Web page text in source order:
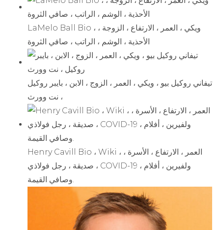
LaMelo Ball Bio ، ويكي ، العمر ، الارتفاع ، الزوجة ،
الأحذية ، الوشم ، الراتب ، صافي الثروة
تيفاني روكيل بيو ، ويكي ، العمر ، الزوج ، الابن ، بايبر روكيل
، نت وورث
Henry Cavill Bio ، Wiki ، العمر ، الارتفاع ، الأسرة ،
صديقة ، رجل فولاذي ، COVID-19 ، ولفيرين ، أفلام
وصافي القيمة.